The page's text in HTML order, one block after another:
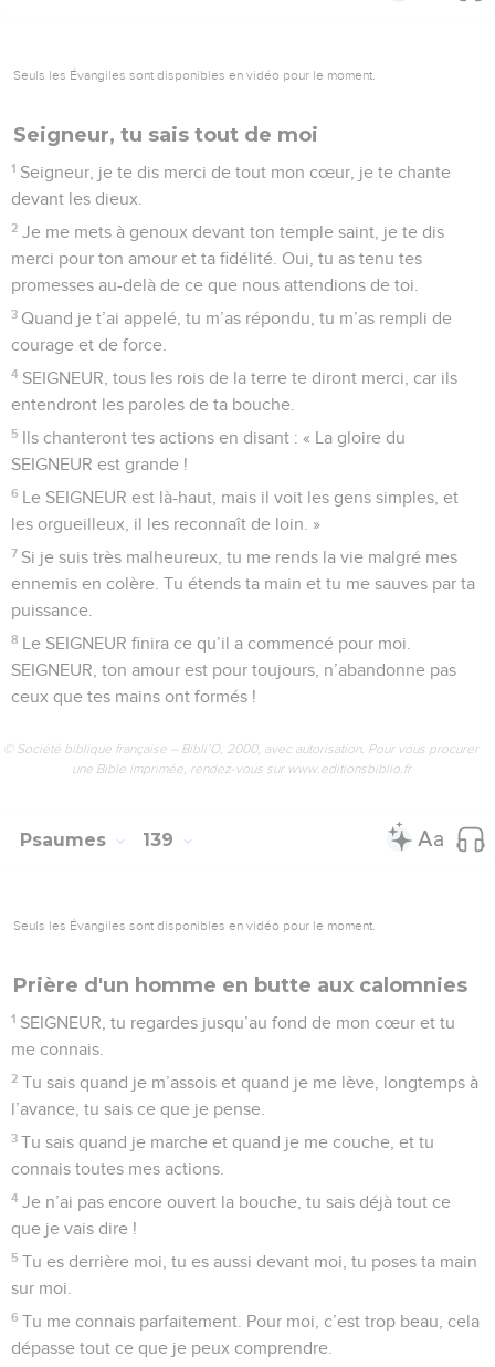
1 Là-bas, au bord des fleuves de Babylone, nous étions assis
2 Aux arbres qui étaient là, nous avions pendu nos harpes.
3 Alors ceux qui nous avaient déportés nous ont demandé de
chanter. Ceux qui nous torturaient nous ont demandé des
chants joyeux. Ils disaient : « Chantez-nous un des chants de
Jérusalem ! »
4 Comment chanter pour le SEIGNEUR dans un pays
étranger ?
5 Jérusalem, si je t’oublie, que ma main droite m’oublie !
6 Si je ne pense plus à toi, si Jérusalem n’est pas tout mon
bonheur, que ma langue reste collée dans ma bouche !
7 SEIGNEUR, rappelle-toi ce que les Édomites ont dit le jour
où Jérusalem a été prise : « Rasez la ville, rasez-la jusqu’à
ses fondations ! »
8 Ville de Babylone, tu vas être détruite ! Ils sont heureux,
ceux qui te rendront le mal que tu nous as fait !
9 Ils sont heureux, ceux qui saisiront tes jeunes enfants pour
les écraser contre le rocher !
© Société biblique française – Bibli’O, 2000, avec autorisation. Pour vous procurer
une Bible imprimée, rendez-vous sur www.editionsbiblio.fr
Psaumes 138
Seuls les Évangiles sont disponibles en vidéo pour le moment.
merci pour ton amour et ta fidélité. Oui, tu as tenu tes
promesses au-delà de ce que nous attendions de toi.
3
Quand je t’ai appelé, tu m’as répondu, tu m’as rempli de
courage et de force.
4 SEIGNEUR, tous les rois de la terre te diront merci, car ils
entendront les paroles de ta bouche.
5 Ils chanteront tes actions en disant : « La gloire du
SEIGNEUR est grande !
6
Le SEIGNEUR est là-haut, mais il voit les gens simples, et
les orgueilleux, il les reconnaît de loin. »
7
Si je suis très malheureux, tu me rends la vie malgré mes
ennemis en colère. Tu étends ta main et tu me sauves par ta